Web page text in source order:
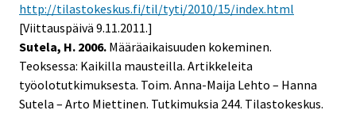
http://tilastokeskus.fi/til/tyti/2010/15/index.html
[Viittauspäivä 9.11.2011.]
Sutela, H. 2006. Määräaikaisuuden kokeminen.
Teoksessa: Kaikilla mausteilla. Artikkeleita
työolotutkimuksesta. Toim. Anna-Maija Lehto – Hanna
Sutela – Arto Miettinen. Tutkimuksia 244. Tilastokeskus.